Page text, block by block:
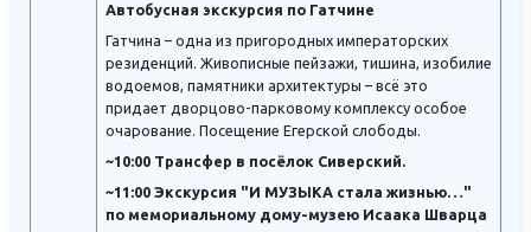
Автобусная экскурсия по Гатчине
Гатчина – одна из пригородных императорских
резиденций. Живописные пейзажи, тишина, изобилие
водоемов, памятники архитектуры – всё это
придает дворцово-парковому комплексу особое
очарование. Посещение Егерской слободы.
~10:00 Трансфер в посёлок Сиверский.
~11:00 Экскурсия "И МУЗЫКА стала жизнью…"
по мемориальному дому-музею Исаака Шварца